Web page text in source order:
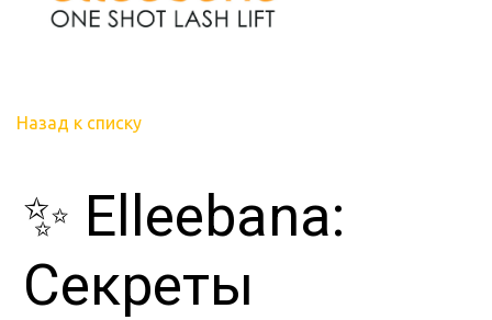
Назад к списку
✨ Elleebana:
Секреты